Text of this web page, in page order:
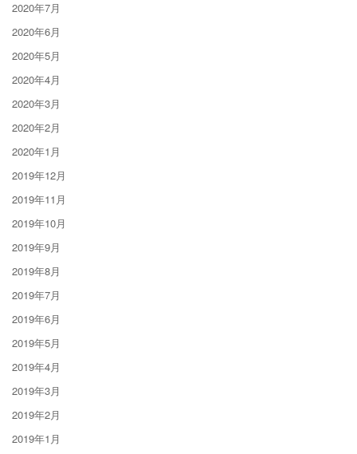
2020年7月
2020年6月
2020年5月
2020年4月
2020年3月
2020年2月
2020年1月
2019年12月
2019年11月
2019年10月
2019年9月
2019年8月
2019年7月
2019年6月
2019年5月
2019年4月
2019年3月
2019年2月
2019年1月